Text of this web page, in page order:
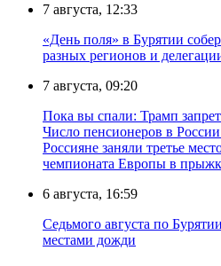
7 августа, 12:33
«День поля» в Бурятии
разных регионов и
7 августа, 09:20
Пока вы спали: Трамп
Число пенсионеров в
Россияне заняли третье
чемпионата Европы в
6 августа, 16:59
Седьмого августа по
местами дожди